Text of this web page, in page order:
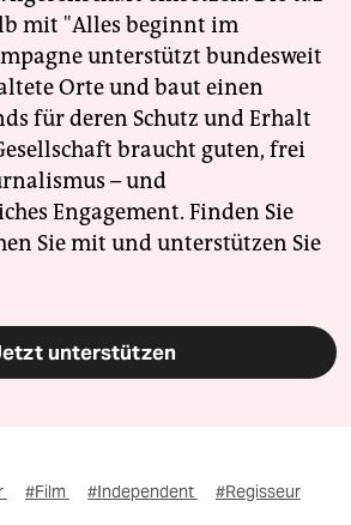
mit "Alles beginnt im
unterstützt bundesweit
Orte und baut einen
für deren Schutz und Erhalt
braucht guten, frei
– und
Engagement. Finden Sie
Sie mit und unterstützen Sie
unterstützen
#Film #Independent #Regisseur